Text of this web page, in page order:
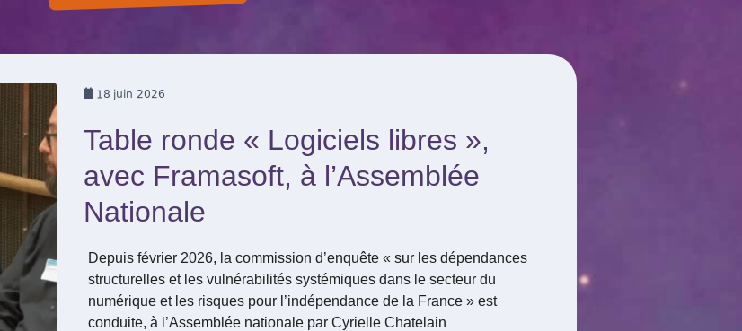
18 juin 2026
Table ronde « Logiciels libres »,
avec Framasoft, à l’Assemblée
Nationale
Depuis février 2026, la commission d’enquête « sur les dépendances
structurelles et les vulnérabilités systémiques dans le secteur du
numérique et les risques pour l’indépendance de la France » est
conduite, à l’Assemblée nationale par Cyrielle Chatelain